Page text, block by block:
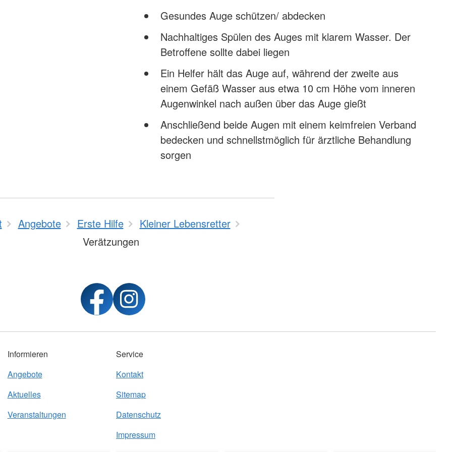
Gesundes Auge schützen/ abdecken
Nachhaltiges Spülen des Auges mit klarem Wasser. Der
Betroffene sollte dabei liegen
Ein Helfer hält das Auge auf, während der zweite aus
einem Gefäß Wasser aus etwa 10 cm Höhe vom inneren
Augenwinkel nach außen über das Auge gießt
Anschließend beide Augen mit einem keimfreien Verband
bedecken und schnellstmöglich für ärztliche Behandlung
sorgen
Angebote Erste Hilfe
Kleiner Lebensretter
Verätzungen
Informieren
Angebote
Aktuelles
Veranstaltungen
Service
Kontakt
Sitemap
Datenschutz
Impressum